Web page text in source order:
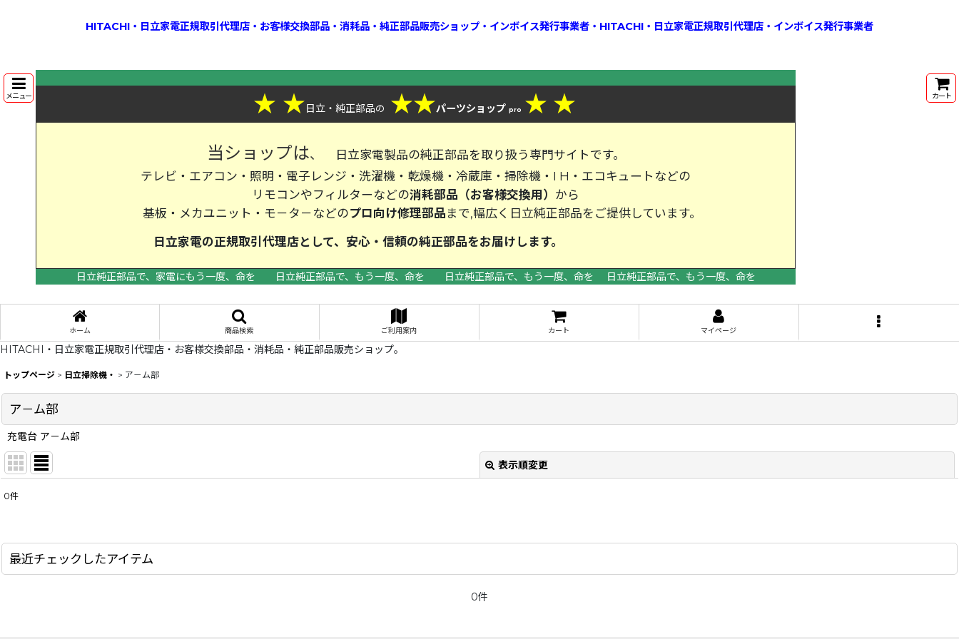
HITACHI・日立家電正規取引代理店・お客様交換部品・消耗品・純正部品販売ショップ・インボイス発行事業者・HITACHI・日立家電正規取引代理店・インボイス発行事業者
メニュー ★ ★日立・純正部品の ★★パーツショップ pro ★ ★
当ショップは、
日立家電製品の純正部品を取り扱う専門サイトです。
テレビ・エアコン・照明・電子レンジ・洗濯機・乾燥機・冷蔵庫・掃除機・I H・エコキュートなどの
リモコンやフィルターなどの消耗部品（お客様交換用） から
基板・メカユニット・モ－タ－などのプロ向け修理部品 まで,幅広く日立純正部品をご提供しています。
日立家電の正規取引代理店として、安心・信頼の純正部品をお届けします。
日立純正部品で、家電にもう一度、命を
日立純正部品で、もう一度、命を 日立純正部品で、もう一度、命を 日立純正部品で、もう一度、命を
カート
ホーム 商品検索 ご利用案内 カート マイページ
HITACHI・日立家電正規取引代理店・お客様交換部品・消耗品・純正部品販売ショップ。
トップページ > 日立掃除機・ > ア－ム部
ア－ム部
充電台 ア－ム部
表示順変更
0件
最近チェックしたアイテム
0件